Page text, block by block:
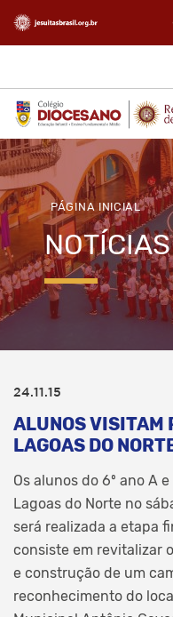
PÁGINA INICIAL
NOTÍCIAS
24.11.15
ALUNOS VISITAM
LAGOAS DO
Os alunos do 6º ano A
Lagoas do Norte no
será realizada a etapa
consiste em revitalizar
e construção de um
reconhecimento do